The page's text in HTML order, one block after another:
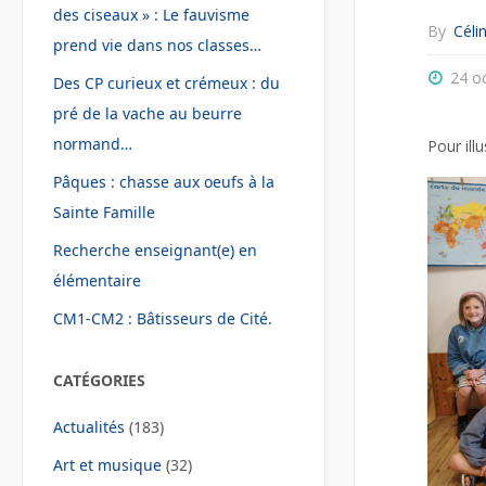
By
24
Pour
des ciseaux » : Le fauvisme
prend vie dans nos classes…
Des CP curieux et crémeux : du
pré de la vache au beurre
normand…
Pâques : chasse aux oeufs à la
Sainte Famille
Recherche enseignant(e) en
élémentaire
CM1-CM2 : Bâtisseurs de Cité.
CATÉGORIES
Actualités (183)
Art et musique (32)